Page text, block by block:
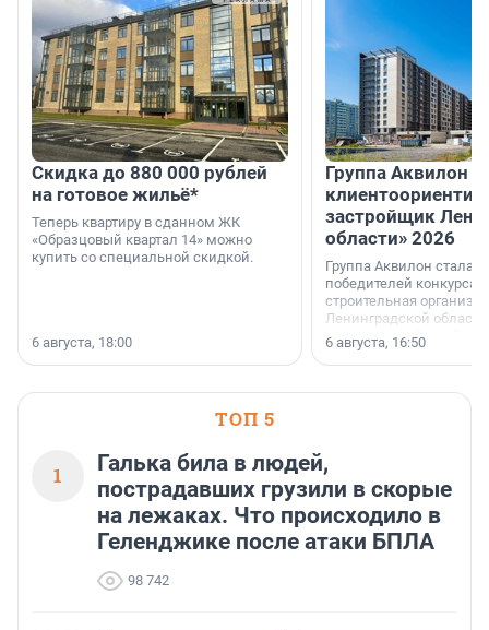
Скидка до 880 000 рублей
на готовое жильё*
Теперь квартиру в сданном ЖК
«Образцовый квартал 14» можно
купить со специальной скидкой.
6 августа, 18:00
Группа Аквилон
застройщик
области» 2026
Группа Аквилон стала
победителей конкурса
строительная
Ленинградской области
номинации «Самый
застройщик
области».
6 августа, 16:50
ТОП 5
1
Галька била в людей,
пострадавших грузили в скорые
на лежаках. Что происходило в
Геленджике после атаки БПЛА
98 742